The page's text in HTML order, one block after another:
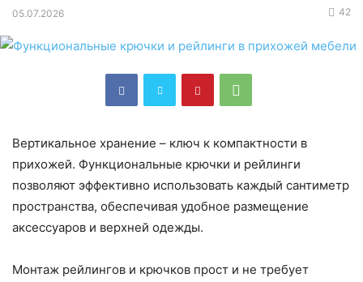
05.07.2026 42
Вертикальное хранение – ключ к компактности в
прихожей. Функциональные крючки и рейлинги
позволяют эффективно использовать каждый сантиметр
пространства, обеспечивая удобное размещение
аксессуаров и верхней одежды.
Монтаж рейлингов и крючков прост и не требует